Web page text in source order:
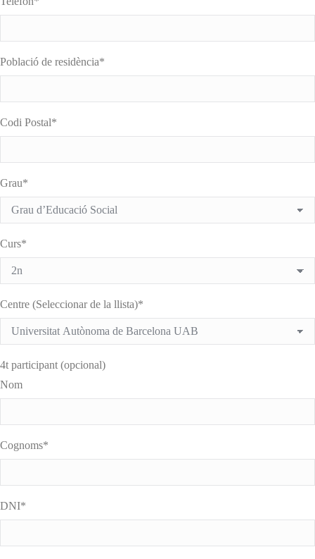
Població de residència*
Codi Postal*
Grau*
Curs*
Centre (Seleccionar de la llista)*
4t participant (opcional)
Nom
Cognoms*
DNI*